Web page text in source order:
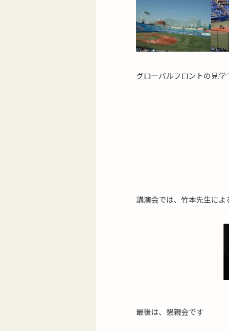
グローバルフロントの見学
講演会では、竹本先生によ
最後は、懇親会です